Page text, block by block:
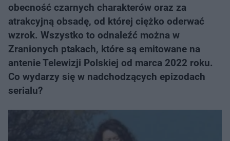
obecność czarnych charakterów oraz za
atrakcyjną obsadę, od której ciężko oderwać
wzrok. Wszystko to odnaleźć można w
Zranionych ptakach, które są emitowane na
antenie Telewizji Polskiej od marca 2022 roku.
Co wydarzy się w nadchodzących epizodach
serialu?